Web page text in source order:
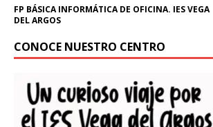
FP BÁSICA INFORMÁTICA DE OFICINA. IES VEGA
DEL ARGOS
CONOCE NUESTRO CENTRO